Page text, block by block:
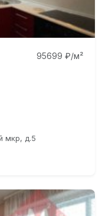
95699 ₽/м²
мкр, д.5